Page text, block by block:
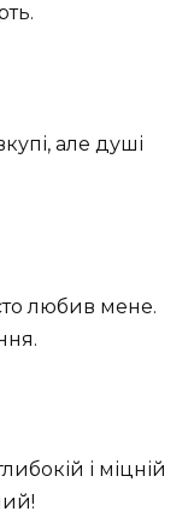
але душі
любив мене.
і міцній